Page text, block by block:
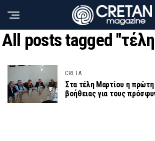
All posts tagged
CRETA
Στα τέλη Μαρτίου η
βοήθειας για τους